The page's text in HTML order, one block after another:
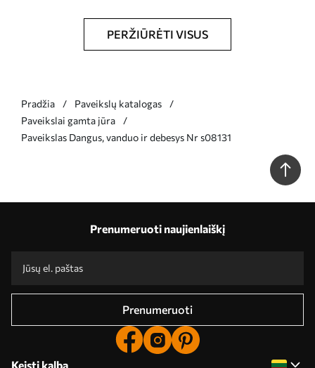
PERŽIŪRĖTI VISUS
Pradžia
Paveikslų katalogas
Paveikslai gamta jūra
Paveikslas Dangus, vanduo ir debesys Nr s08131
Prenumeruoti naujienlaiškį
Prenumeruoti
Keisti kalbą